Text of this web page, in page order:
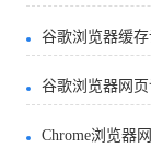
谷歌浏览器缓
谷歌浏览器网
Chrome浏览器